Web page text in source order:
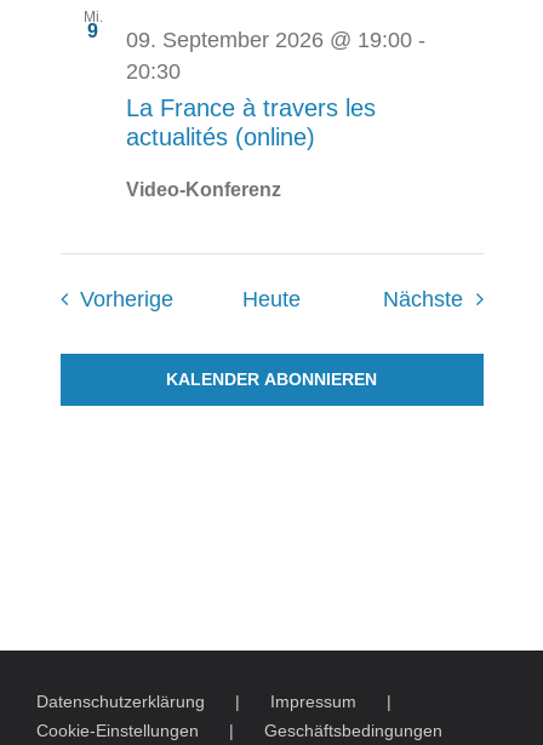
Mi.
9 09. September 2026 @ 19:00-
20:30
La France à travers les
actualités (online)
Video-Konferenz
VorherigeVeranstaltungen
Heute Nächste
KALENDER ABONNIEREN
Datenschutzerklärung
Impressum
Cookie-Einstellungen
Geschäftsbedingungen